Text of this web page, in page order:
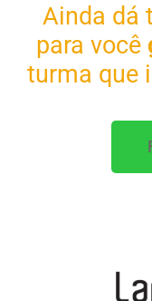
Ainda dá
para você
turma que